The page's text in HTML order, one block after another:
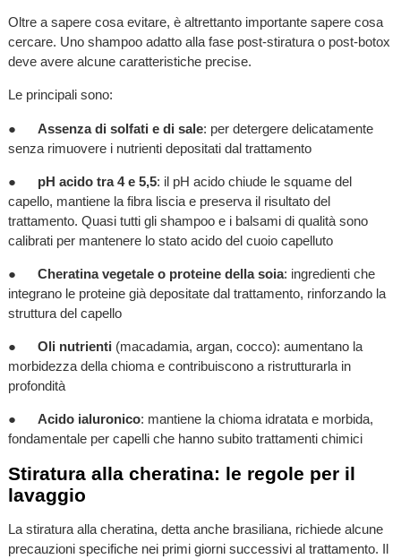
Oltre a sapere cosa evitare, è altrettanto importante sapere cosa
cercare. Uno shampoo adatto alla fase post-stiratura o post-botox
deve avere alcune caratteristiche precise.
Le principali sono:
● Assenza di solfati e di sale: per detergere delicatamente
senza rimuovere i nutrienti depositati dal trattamento
● pH acido tra 4 e 5,5: il pH acido chiude le squame del
capello, mantiene la fibra liscia e preserva il risultato del
trattamento. Quasi tutti gli shampoo e i balsami di qualità sono
calibrati per mantenere lo stato acido del cuoio capelluto
● Cheratina vegetale o proteine della soia: ingredienti che
integrano le proteine già depositate dal trattamento, rinforzando la
struttura del capello
● Oli nutrienti (macadamia, argan, cocco): aumentano la
morbidezza della chioma e contribuiscono a ristrutturarla in
profondità
● Acido ialuronico: mantiene la chioma idratata e morbida,
fondamentale per capelli che hanno subito trattamenti chimici
Stiratura alla cheratina: le regole per il
lavaggio
La stiratura alla cheratina, detta anche brasiliana, richiede alcune
precauzioni specifiche nei primi giorni successivi al trattamento. Il